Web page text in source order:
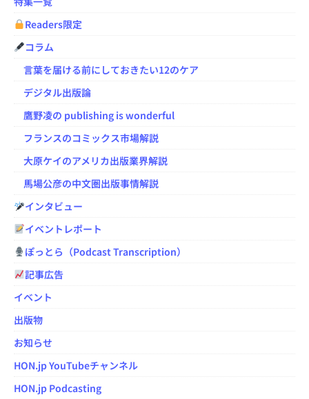
Readers限定
コラム
言葉を届ける前にしておきたい12のケア
デジタル出版論
鷹野凌の publishing is wonderful
フランスのコミックス市場解説
大原ケイのアメリカ出版業界解説
馬場公彦の中文圏出版事情解説
インタビュー
イベントレポート
ぽっとら（Podcast Transcription）
記事広告
イベント
出版物
お知らせ
HON.jp YouTubeチャンネル
HON.jp Podcasting